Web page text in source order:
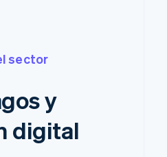
sector
y
digital